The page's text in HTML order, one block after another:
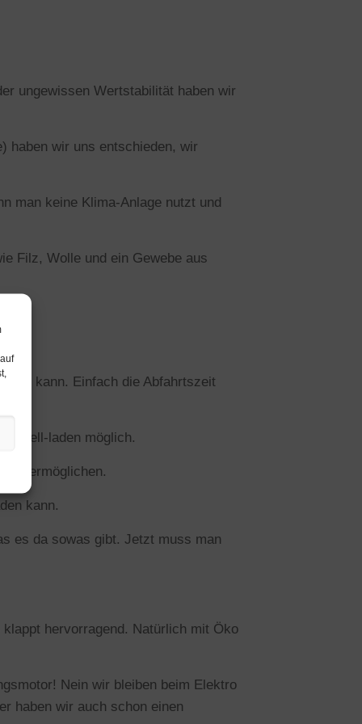
ungewissen Wertstabilität haben wir
haben wir uns entschieden, wir
man keine Klima-Anlage nutzt und
Filz, Wolle und ein Gewebe aus
kann. Einfach die Abfahrtszeit
laden möglich.
ermöglichen.
kann.
es da sowas gibt. Jetzt muss man
hervorragend. Natürlich mit Öko
Nein wir bleiben beim Elektro
haben wir auch schon einen